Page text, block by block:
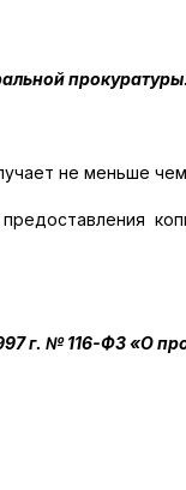
прокуратуры.
не меньше
г. № 116-ФЗ «О